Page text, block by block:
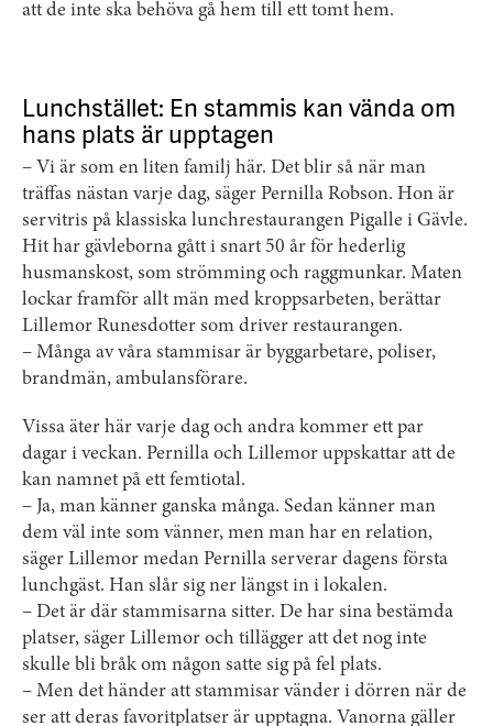
att de inte ska behöva gå hem till ett tomt hem.
Lunchstället: En stammis kan vända om
hans plats är upptagen
– Vi är som en liten familj här. Det blir så när man
träffas nästan varje dag, säger Pernilla Robson. Hon är
servitris på klassiska lunchrestaurangen Pigalle i Gävle.
Hit har gävleborna gått i snart 50 år för hederlig
husmanskost, som strömming och raggmunkar. Maten
lockar framför allt män med kroppsarbeten, berättar
Lillemor Runesdotter som driver restaurangen.
– Många av våra stammisar är byggarbetare, poliser,
brandmän, ambulansförare.
Vissa äter här varje dag och andra kommer ett par
dagar i veckan. Pernilla och Lillemor uppskattar att de
kan namnet på ett femtiotal.
– Ja, man känner ganska många. Sedan känner man
dem väl inte som vänner, men man har en relation,
säger Lillemor medan Pernilla serverar dagens första
lunchgäst. Han slår sig ner längst in i lokalen.
– Det är där stammisarna sitter. De har sina bestämda
platser, säger Lillemor och tillägger att det nog inte
skulle bli bråk om någon satte sig på fel plats.
– Men det händer att stammisar vänder i dörren när de
ser att deras favoritplatser är upptagna. Vanorna gäller